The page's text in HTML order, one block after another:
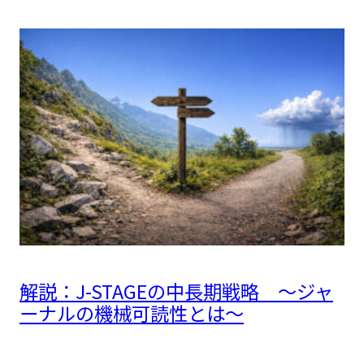
解説：J-STAGEの中長期戦略 ～ジャ
ーナルの機械可読性とは～